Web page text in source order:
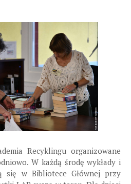
Recyklingu organizowane
W każdą środę wykłady i
się w Bibliotece Głównej przy